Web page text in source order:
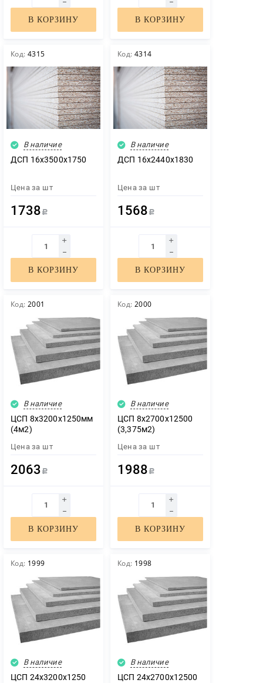
В КОРЗИНУ В КОРЗИНУ
Код: 4315
В наличие
ДСП 16х3500х1750
Цена за шт
1738 Р
В КОРЗИНУ
Код: 4314
В наличие
ДСП 16х2440х1830
Цена за шт
1568 Р
В КОРЗИНУ
Код: 2001
В наличие
ЦСП 8х3200х1250мм
(4м2)
Цена за шт
2063 Р
В КОРЗИНУ
Код: 2000
В наличие
ЦСП 8х2700х12500
(3,375м2)
Цена за шт
1988 Р
В КОРЗИНУ
Код: 1999
В наличие
ЦСП 24х3200х1250
Код: 1998
В наличие
ЦСП 24х2700х12500